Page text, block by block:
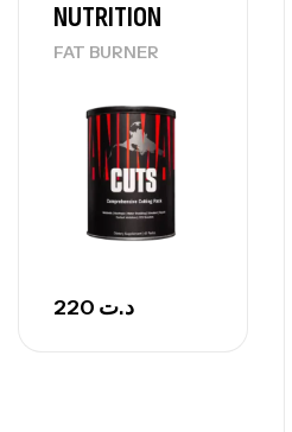
NUTRITION
FAT BURNER
د.ت